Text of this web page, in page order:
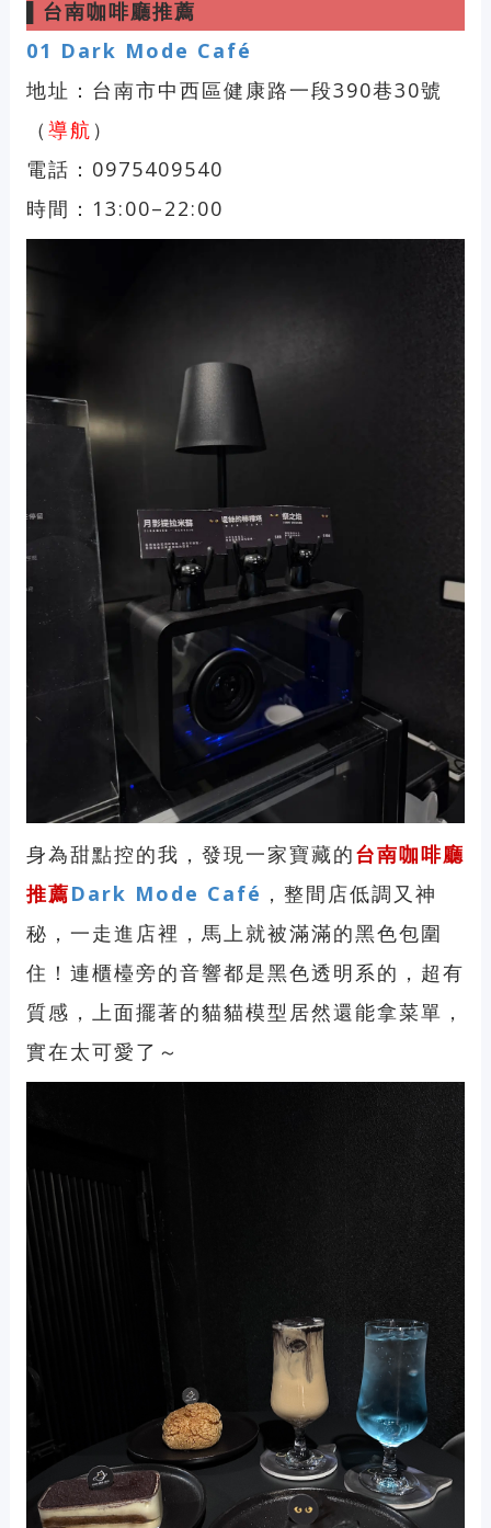
台南咖啡廳推薦
01 Dark Mode Café
地址：台南市中西區健康路一段390巷30號
（ 導航 ）
電話：0975409540
時間：13:00–22:00
身為甜點控的我，發現一家寶藏的台南咖啡廳
推薦Dark Mode Café ，整間店低調又神
秘，一走進店裡，馬上就被滿滿的黑色包圍
住！連櫃檯旁的音響都是黑色透明系的，超有
質感，上面擺著的貓貓模型居然還能拿菜單，
實在太可愛了～